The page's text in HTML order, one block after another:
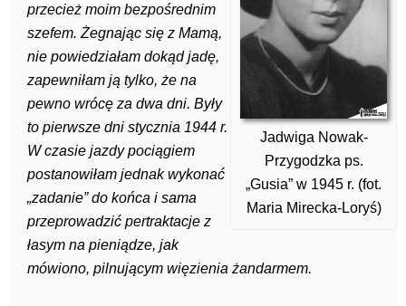
Jadwiga Nowak-
Przygodzka ps.
„Gusia” w 1945 r. (fot.
Maria Mirecka-Loryś)
przecież moim bezpośrednim
szefem. Żegnając się z Mamą,
nie powiedziałam dokąd jadę,
zapewniłam ją tylko, że na
pewno wrócę za dwa dni. Były
to pierwsze dni stycznia 1944 r.
W czasie jazdy pociągiem
postanowiłam jednak wykonać
„zadanie” do końca i sama
przeprowadzić pertraktacje z
łasym na pieniądze, jak
mówiono, pilnującym więzienia żandarmem.